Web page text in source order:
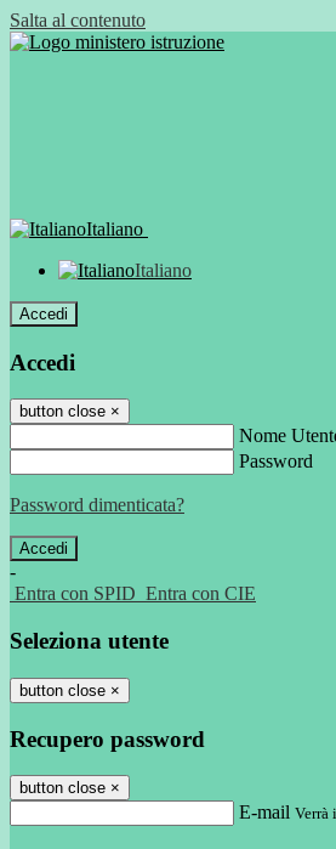
Salta al contenuto
Italiano
Italiano
Accedi
Accedi
button close ×
Nome
Password
Password dimenticata?
-
Entra con SPID Entra con CIE
Seleziona utente
button close ×
Recupero password
button close ×
E-mail Verrà